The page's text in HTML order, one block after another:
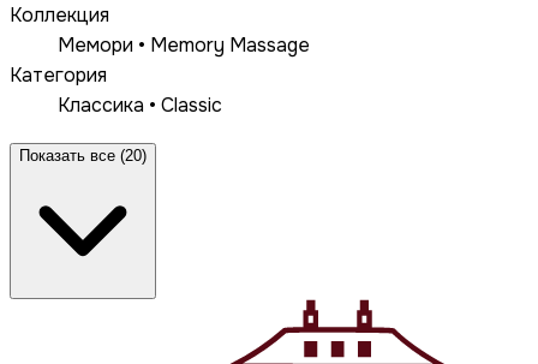
Коллекция
Мемори • Memory Massage
Категория
Классика • Classic
Показать все (20)